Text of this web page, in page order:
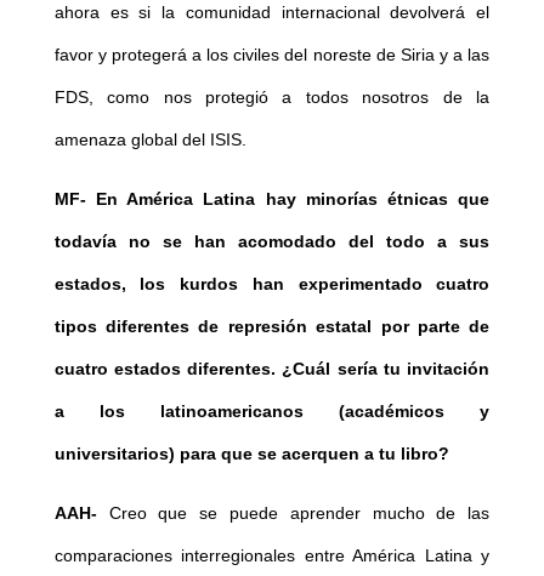
ahora es si la comunidad internacional devolverá el
favor y protegerá a los civiles del noreste de Siria y a las
FDS, como nos protegió a todos nosotros de la
amenaza global del ISIS.
MF- En América Latina hay minorías étnicas que
todavía no se han acomodado del todo a sus
estados, los kurdos han experimentado cuatro
tipos diferentes de represión estatal por parte de
cuatro estados diferentes. ¿Cuál sería tu invitación
a los latinoamericanos (académicos y
universitarios) para que se acerquen a tu libro?
AAH- Creo que se puede aprender mucho de las
comparaciones interregionales entre América Latina y